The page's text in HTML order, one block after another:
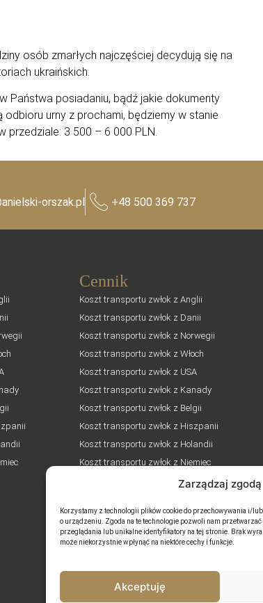
Zarządzaj zgodą
Korzystamy z technologii plików cookie do przechowywania i/
o urządzeniu. Zgoda na te technologie pozwoli nam przetwarzać
przeglądania lub unikalne identyfikatory na tej stronie. Brak
może niekorzystnie wpłynąć na niektóre cechy i funkcje.
Akceptuję
osób zmarłych najczęściej decydują się na
ukraińskich.
Państwa posiadaniu, bądź jakie dokumenty
urny z prochami, będziemy w stanie
przedziale: 3 500 – 6 000 PLN.
orszak.pl +48 500 369 737
Cennik
Koszt transportu zwłok z Anglii
Koszt transportu zwłok z Danii
Koszt transportu zwłok z Norwegii
Koszt transportu zwłok z Włoch
Koszt transportu zwłok z USA
Koszt transportu zwłok z Kanady
Koszt transportu zwłok z Belgii
Koszt transportu zwłok z Hiszpanii
Koszt transportu zwłok z Holandii
Koszt transportu zwłok z Niemiec